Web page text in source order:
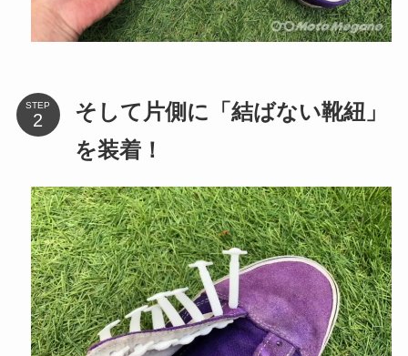
STEP
そして片側に「結ばない靴紐」
を装着！